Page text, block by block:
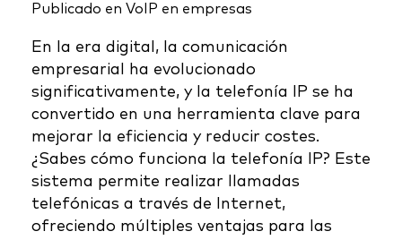
Publicado en VoIP en empresas
En la era digital, la comunicación
empresarial ha evolucionado
significativamente, y la telefonía IP se ha
convertido en una herramienta clave para
mejorar la eficiencia y reducir costes.
¿Sabes cómo funciona la telefonía IP? Este
sistema permite realizar llamadas
telefónicas a través de Internet,
ofreciendo múltiples ventajas para las